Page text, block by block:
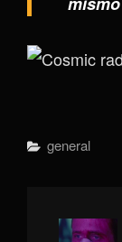
Categorías
General